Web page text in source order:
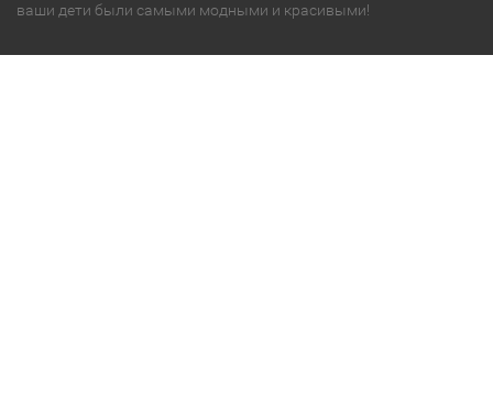
ваши дети были самыми модными и красивыми!